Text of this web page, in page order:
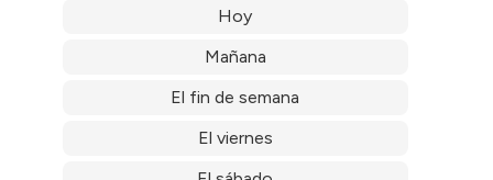
Hoy
Mañana
El fin de semana
El viernes